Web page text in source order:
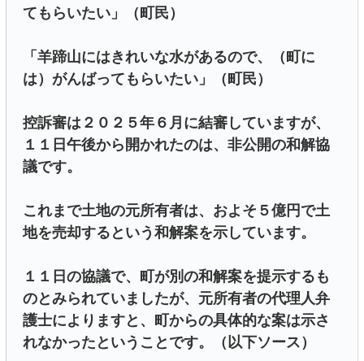
てもらいたい」（町民）
「羊蹄山にはきれいな水があるので、（町に
は）がんばってもらいたい」（町民）
控訴審は２０２５年６月に結審していますが、
１１日午後から開かれたのは、非公開の和解協
議です。
これまで土地の元所有者は、およそ５億円で土
地を売却するという和解案を示しています。
１１日の協議で、町が別の和解案を提示するも
のとみられていましたが、元所有者の代理人弁
護士によりますと、町からの具体的な案は示さ
れなかったということです。（以下ソース）